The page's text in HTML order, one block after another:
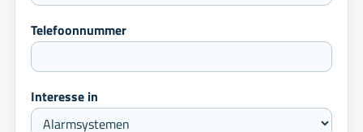
Telefoonnummer
Interesse in